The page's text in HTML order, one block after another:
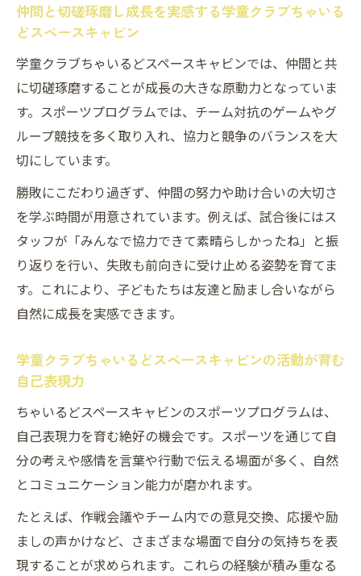
仲間と切磋琢磨し成長を実感する学童クラブちゃいる
どスペースキャビン
学童クラブちゃいるどスペースキャビンでは、仲間と共
に切磋琢磨することが成長の大きな原動力となっていま
す。スポーツプログラムでは、チーム対抗のゲームやグ
ループ競技を多く取り入れ、協力と競争のバランスを大
切にしています。
勝敗にこだわり過ぎず、仲間の努力や助け合いの大切さ
を学ぶ時間が用意されています。例えば、試合後にはス
タッフが「みんなで協力できて素晴らしかったね」と振
り返りを行い、失敗も前向きに受け止める姿勢を育てま
す。これにより、子どもたちは友達と励まし合いながら
自然に成長を実感できます。
学童クラブちゃいるどスペースキャビンの活動が育む
自己表現力
ちゃいるどスペースキャビンのスポーツプログラムは、
自己表現力を育む絶好の機会です。スポーツを通じて自
分の考えや感情を言葉や行動で伝える場面が多く、自然
とコミュニケーション能力が磨かれます。
たとえば、作戦会議やチーム内での意見交換、応援や励
ましの声かけなど、さまざまな場面で自分の気持ちを表
現することが求められます。これらの経験が積み重なる